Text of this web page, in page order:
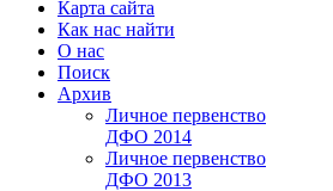
Карта сайта
Как нас найти
О нас
Поиск
Архив
Личное первенство
ДФО 2014
Личное первенство
ДФО 2013